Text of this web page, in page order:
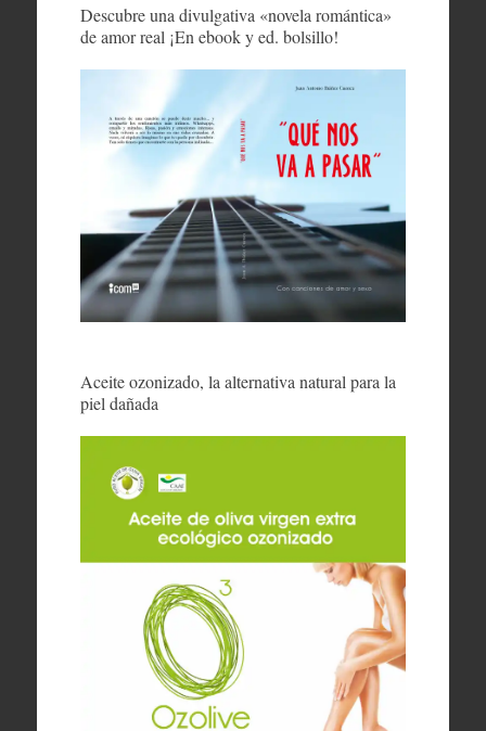
Descubre una divulgativa «novela romántica»
de amor real ¡En ebook y ed. bolsillo!
Aceite ozonizado, la alternativa natural para la
piel dañada